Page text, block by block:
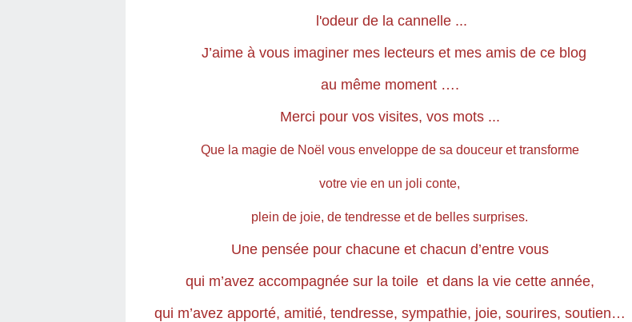
l'odeur de la cannelle ...
J’aime à vous imaginer mes lecteurs et mes amis de ce blog
au même moment ….
Merci pour vos visites, vos mots ...
Que la magie de Noël vous enveloppe de sa douceur et transforme
votre vie en un joli conte,
plein de joie, de tendresse et de belles surprises.
Une pensée pour chacune et chacun d’entre vous
qui m’avez accompagnée sur la toile et dans la vie cette année,
qui m’avez apporté, amitié, tendresse, sympathie, joie, sourires, soutien…